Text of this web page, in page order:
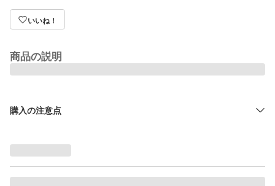
いいね！
商品の説明
購入の注意点